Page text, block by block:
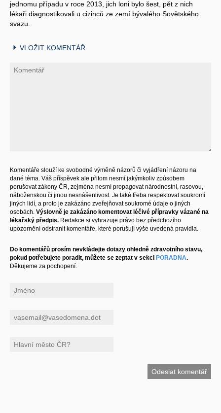
jednomu případu v roce 2013, jich loni bylo šest, pět z nich
lékaři diagnostikovali u cizinců ze zemí bývalého Sovětského
svazu.
VLOŽIT KOMENTÁŘ
Komentáře slouží ke svobodné výměně názorů či vyjádření názoru na
dané téma. Váš příspěvek ale přitom nesmí jakýmkoliv způsobem
porušovat zákony ČR, zejména nesmí propagovat národnostní, rasovou,
náboženskou či jinou nesnášenlivost. Je také třeba respektovat soukromí
jiných lidí, a proto je zakázáno zveřejňovat soukromé údaje o jiných
osobách. Výslovně je zakázáno komentovat léčivé přípravky vázané na
lékařský předpis. Redakce si vyhrazuje právo bez předchozího
upozornění odstranit komentáře, které porušují výše uvedená pravidla.
Do komentářů prosím nevkládejte dotazy ohledně zdravotního stavu,
pokud potřebujete poradit, můžete se zeptat v sekci PORADNA.
Děkujeme za pochopení.